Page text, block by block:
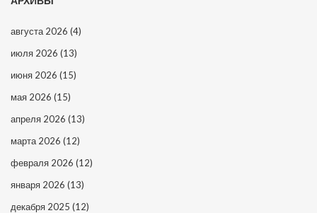
августа 2026 (4)
июля 2026 (13)
июня 2026 (15)
мая 2026 (15)
апреля 2026 (13)
марта 2026 (12)
февраля 2026 (12)
января 2026 (13)
декабря 2025 (12)